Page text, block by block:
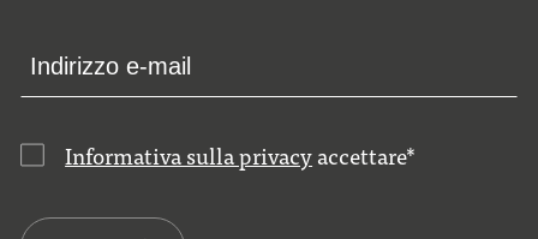
Informativa sulla privacy accettare*